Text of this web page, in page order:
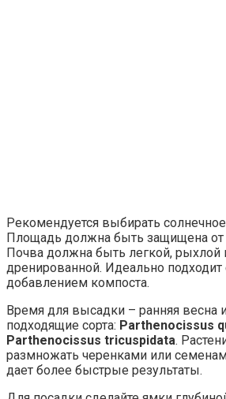
Рекомендуется выбирать
Площадь должна быть защищена от
Почва должна быть легкой, рыхлой
дренированной. Идеально подходит
добавлением компоста.
Время для высадки – ранняя весна
подходящие сорта: Parthenocissus
Parthenocissus tricuspidata.
размножать черенками или
дает более быстрые результаты.